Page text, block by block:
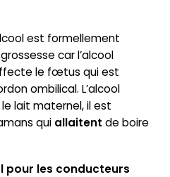
est formellement
car l’alcool
le fœtus qui est
ombilical. L’alcool
lait maternel, il est
qui allaitent de boire
pour les conducteurs